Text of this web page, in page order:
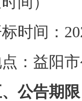
时间：
：益阳
公告期限